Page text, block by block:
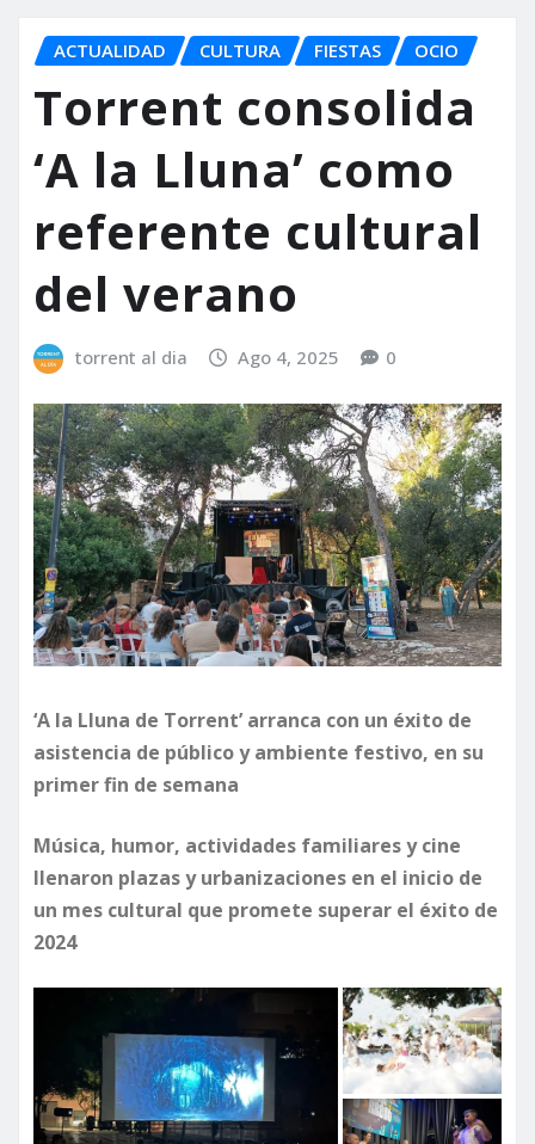
ACTUALIDAD CULTURA FIESTAS OCIO
Torrent consolida
‘A la Lluna’ como
referente cultural
del verano
torrent al dia Ago 4, 2025 0
‘A la Lluna de Torrent’ arranca con un éxito de
asistencia de público y ambiente festivo, en su
primer fin de semana
Música, humor, actividades familiares y cine
llenaron plazas y urbanizaciones en el inicio de
un mes cultural que promete superar el éxito de
2024